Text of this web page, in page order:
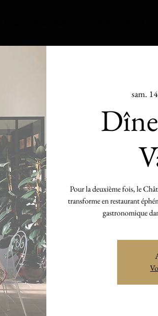
sam.
Pour la deuxième fois, le
transforme en restaurant
gastronomique